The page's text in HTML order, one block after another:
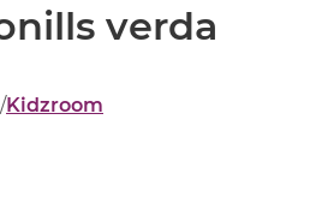
verda
/Kidzroom